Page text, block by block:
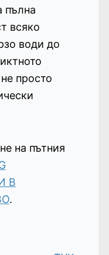
пълна
всяко
води до
просто
на пътния
В
.